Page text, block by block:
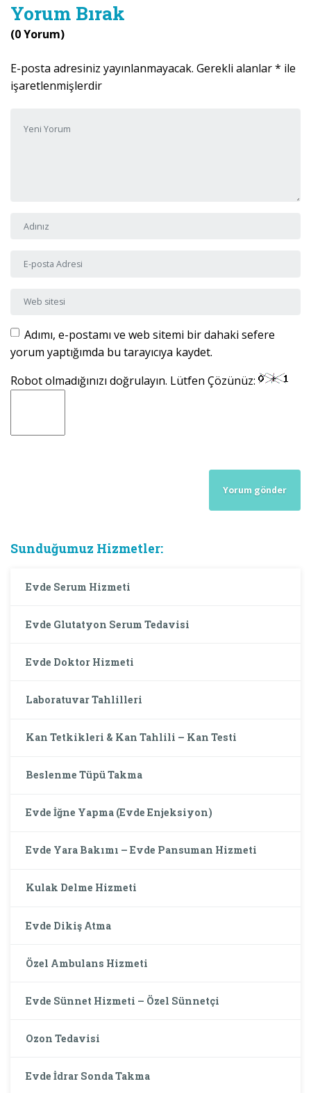
Yorum Bırak
(0 Yorum)
E-posta adresiniz yayınlanmayacak. Gerekli alanlar* ile
işaretlenmişlerdir
Adı ve Soyadı
E-posta Adresi
Web sitesi
Adımı, e-postamı ve web sitemi bir dahaki sefere
yorum yaptığımda bu tarayıcıya kaydet.
Robot olmadığınızı doğrulayın. Lütfen Çözünüz:
Sunduğumuz Hizmetler:
Evde Serum Hizmeti
Evde Glutatyon Serum Tedavisi
Evde Doktor Hizmeti
Laboratuvar Tahlilleri
Kan Tetkikleri & Kan Tahlili – Kan Testi
Beslenme Tüpü Takma
Evde İğne Yapma (Evde Enjeksiyon)
Evde Yara Bakımı – Evde Pansuman Hizmeti
Kulak Delme Hizmeti
Evde Dikiş Atma
Özel Ambulans Hizmeti
Evde Sünnet Hizmeti – Özel Sünnetçi
Ozon Tedavisi
Evde İdrar Sonda Takma